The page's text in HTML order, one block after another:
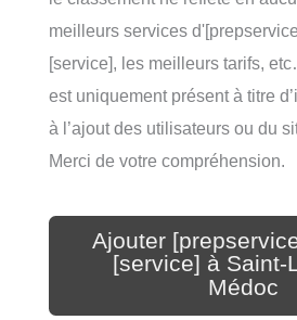
meilleurs services
[service], les meilleurs tarifs,
est uniquement présent à titre
à l’ajout des utilisateurs ou du
Merci de votre compréhension.
Ajouter
[service] à Saint-
Médoc